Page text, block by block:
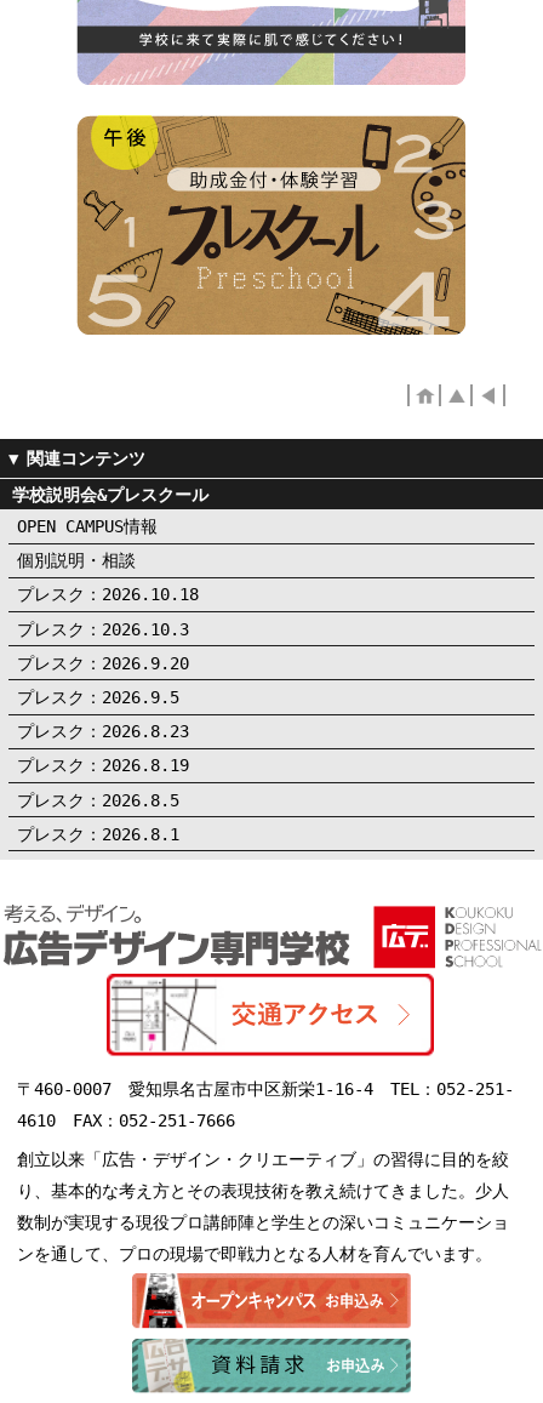
学校説明会&プレスクール
OPEN CAMPUS情報
個別説明・相談
プレスク：2026.10.18
プレスク：2026.10.3
プレスク：2026.9.20
プレスク：2026.9.5
プレスク：2026.8.23
プレスク：2026.8.19
プレスク：2026.8.5
プレスク：2026.8.1
〒460-0007 愛知県名古屋市中区新栄1-16-4 TEL：052-251-
4610 FAX：052-251-7666
創立以来「広告・デザイン・クリエーティブ」の習得に目的を絞
り、基本的な考え方とその表現技術を教え続けてきました。少人
数制が実現する現役プロ講師陣と学生との深いコミュニケーショ
ンを通して、プロの現場で即戦力となる人材を育んでいます。